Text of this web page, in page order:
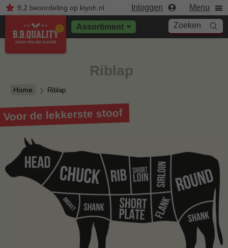
9,2 beoordelingop kiyoh.nl Inloggen Menu
Assortiment Zoeken
Home Riblap
Riblap
Voor de lekkerste stoof